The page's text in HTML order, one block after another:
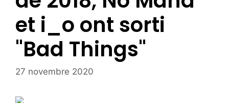
et i_o ont sorti
"Bad Things"
27 novembre 2020